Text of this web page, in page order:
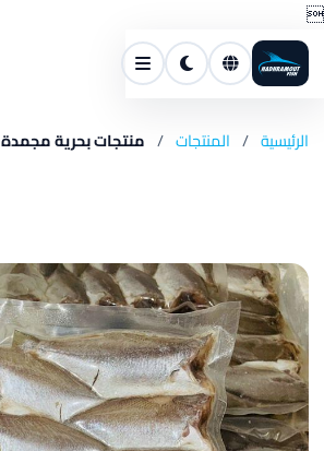

الرئيسية / المنتجات / منتجات بحرية مجمدة